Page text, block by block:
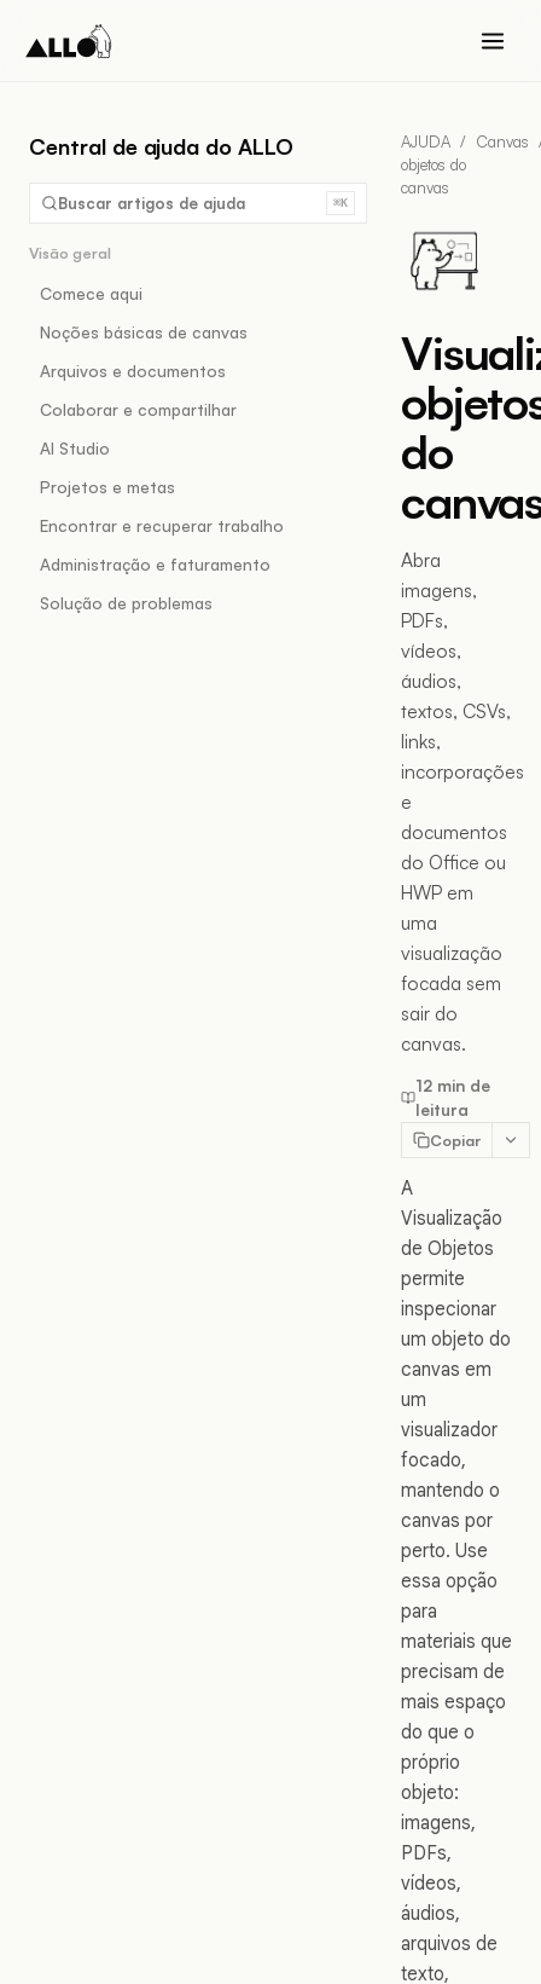
Central de ajuda do ALLO
Buscar artigos de ajuda ⌘K
Visão geral
Comece aqui
Noções básicas de canvas
Arquivos e documentos
Colaborar e compartilhar
AI Studio
Projetos e metas
Encontrar e recuperar trabalho
Administração e faturamento
Solução de problemas
AJUDA / Canvas
objetos do
canvas
do
Abra
imagens,
PDFs,
vídeos,
áudios,
textos, CSVs,
links,
incorporações
e
documentos
do Office ou
HWP em
uma
visualização
focada sem
sair do
canvas.
12 min de
leitura
Copiar
A
Visualização
de Objetos
permite
inspecionar
um objeto do
canvas em
um
visualizador
focado,
mantendo o
canvas por
perto. Use
essa opção
para
materiais que
precisam de
mais espaço
do que o
próprio
objeto:
imagens,
PDFs,
vídeos,
áudios,
arquivos de
texto,